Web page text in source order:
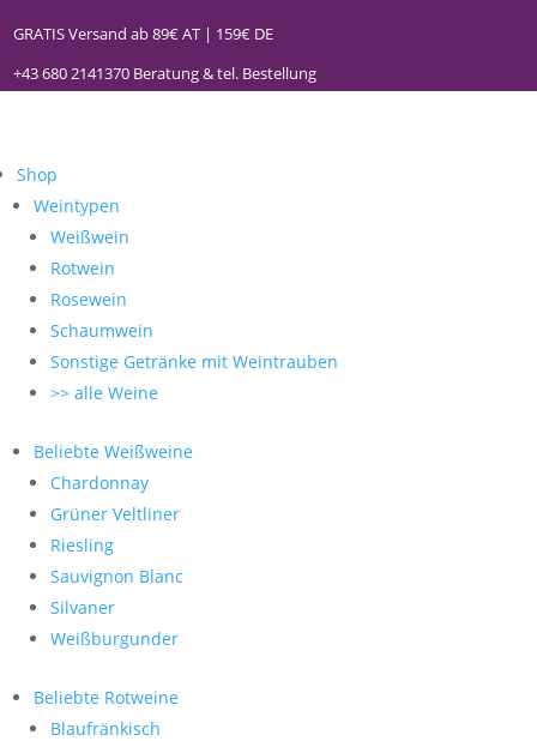
GRATIS Versand ab 89€ AT | 159€ DE
+43 680 2141370 Beratung & tel. Bestellung
Shop
Weintypen
Weißwein
Rotwein
Rosewein
Schaumwein
Sonstige Getränke mit Weintrauben
>> alle Weine
Beliebte Weißweine
Chardonnay
Grüner Veltliner
Riesling
Sauvignon Blanc
Silvaner
Weißburgunder
Beliebte Rotweine
Blaufränkisch